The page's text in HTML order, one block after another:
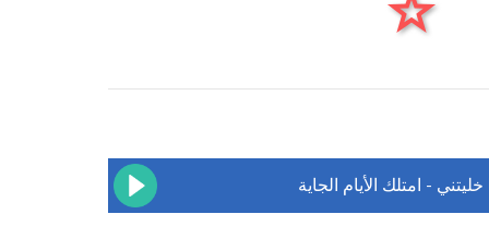
خليتني - امتلك الأيام الجاية